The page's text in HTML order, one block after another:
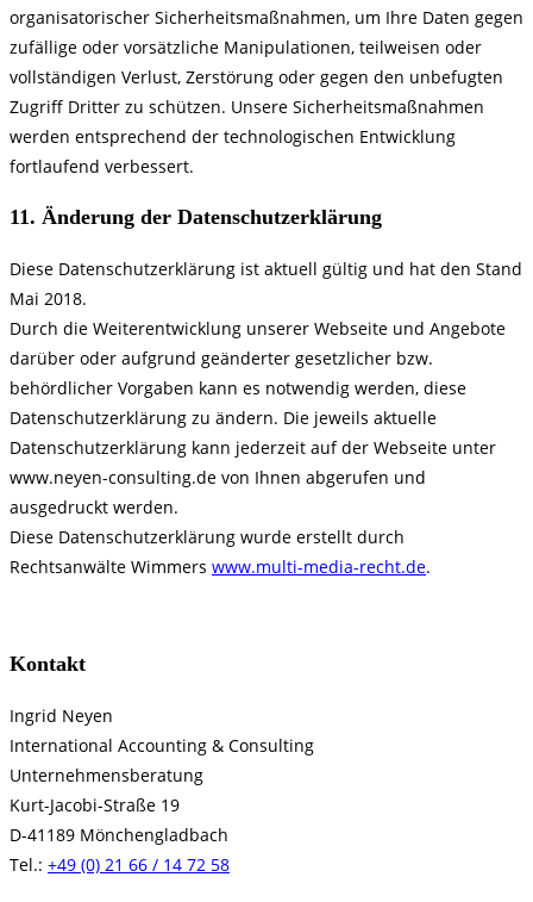
organisatorischer Sicherheitsmaßnahmen, um Ihre Daten gegen
zufällige oder vorsätzliche Manipulationen, teilweisen oder
vollständigen Verlust, Zerstörung oder gegen den unbefugten
Zugriff Dritter zu schützen. Unsere Sicherheitsmaßnahmen
werden entsprechend der technologischen Entwicklung
fortlaufend verbessert.
11. Änderung der Datenschutzerklärung
Diese Datenschutzerklärung ist aktuell gültig und hat den Stand
Mai 2018.
Durch die Weiterentwicklung unserer Webseite und Angebote
darüber oder aufgrund geänderter gesetzlicher bzw.
behördlicher Vorgaben kann es notwendig werden, diese
Datenschutzerklärung zu ändern. Die jeweils aktuelle
Datenschutzerklärung kann jederzeit auf der Webseite unter
www.neyen-consulting.de von Ihnen abgerufen und
ausgedruckt werden.
Diese Datenschutzerklärung wurde erstellt durch
Rechtsanwälte Wimmers www.multi-media-recht.de.
Kontakt
Ingrid Neyen
International Accounting & Consulting
Unternehmensberatung
Kurt-Jacobi-Straße 19
D-41189 Mönchengladbach
Tel.: +49 (0) 21 66 / 14 72 58